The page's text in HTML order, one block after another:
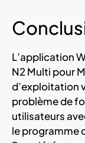
L’application
N2 Multi pour
d’exploitation
problème de
utilisateurs
le programme